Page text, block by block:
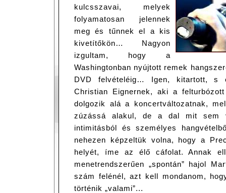
kulcsszavai, melyek
folyamatosan jelennek
meg és tűnnek el a kis
kivetítőkön… Nagyon
izgultam, hogy a
Washingtonban nyújtott remek
DVD felvételéig… Igen, kitartott, s
Christian Eignernek, aki a
dolgozik alá a koncertváltozatnak,
zúzássá alakul, de a dal mit sem
intimitásból és személyes
nehezen képzeltük volna, hogy a
helyét, íme az élő cáfolat. Annak
menetrendszerűen „spontán” hajol
szám felénél, azt kell mondanom,
történik „valami”...